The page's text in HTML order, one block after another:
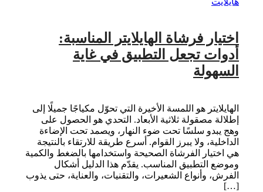
اختيار فرشاة الهايلايتر المناسبة:
أدوات تجعل التطبيق في غاية
السهولة
الهايلايتر هو اللمسة الأخيرة التي تحوّل مكياجًا جميلًا إلى
إطلالة مصقولة ثلاثية الأبعاد. التحدي هو الحصول على
وهج يبدو سلسًا تحت ضوء النهار، ويصمد تحت الإضاءة
الداخلية، ولا يبرز القوام. أسرع طريقة للارتقاء بالنتيجة
هي اختيار الفرشاة الصحيحة واستخدامها بالضغط والكمية
وموضع التطبيق المناسب. يقدّم هذا الدليل أشكال
الفرش، وأنواع الشعيرات، والتقنيات، والعناية، حتى يذوب
[…]